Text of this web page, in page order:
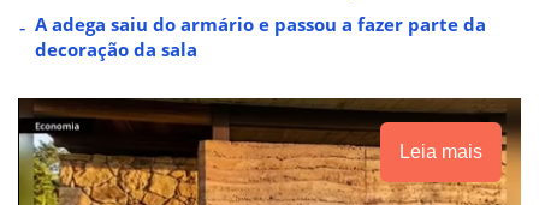
A adega saiu do armário e passou a fazer parte da
decoração da sala
Leia mais